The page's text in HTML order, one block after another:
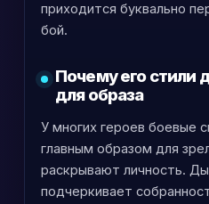
приходится буквально
бой.
Почему его стили
для образа
У многих героев боевые
главным образом для
раскрывают личность.
подчеркивает